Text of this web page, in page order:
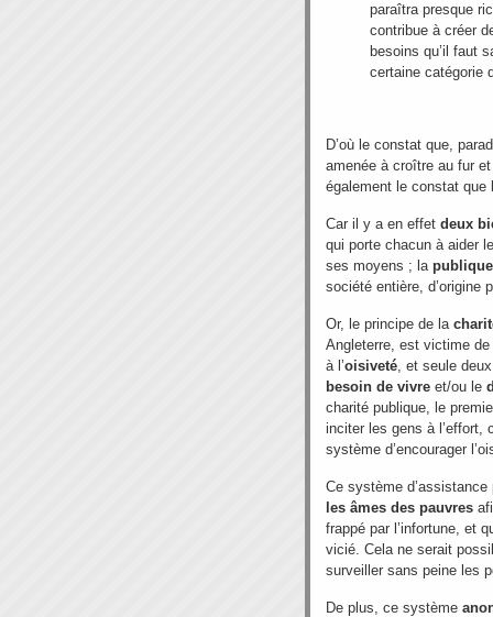
paraîtra presque
contribue à créer
besoins qu’il faut
certaine catégorie
D’où le constat que,
amenée à croître au fur
également le constat que
Car il y a en effet deux
qui porte chacun à aider
ses moyens ; la publique
société entière, d’origine
Or, le principe de la
Angleterre, est victime
à l’oisiveté , et seule
besoin de vivre et/ou le
charité publique, le
inciter les gens à l’effort,
système d’encourager
Ce système
les âmes des pauvres
frappé par l’infortune, et
vicié. Cela ne serait
surveiller sans peine les
De plus, ce système